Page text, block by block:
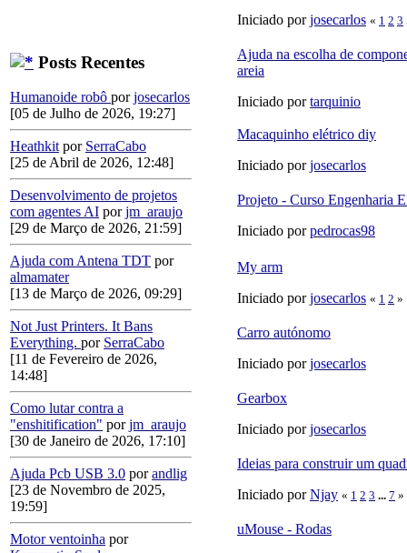
Posts Recentes
Humanoide robô porjosecarlos
[05 de Julho de 2026, 19:27]
Heathkit por SerraCabo
[25 de Abril de 2026, 12:48]
Desenvolvimento de projetos
com agentes AI porjm_araujo
[29 de Março de 2026, 21:59]
Ajuda com Antena TDT por
almamater
[13 de Março de 2026, 09:29]
Not Just Printers. It Bans
Everything. por SerraCabo
[11 de Fevereiro de 2026,
14:48]
Como lutar contra a
"enshitification" porjm_araujo
[30 de Janeiro de 2026, 17:10]
Ajuda Pcb USB 3.0 porandlig
[23 de Novembro de 2025,
19:59]
Motor ventoinha por
Iniciado porjosecarlos « 1 2 3
Ajuda na escolha de
areia
Iniciado portarquinio
Macaquinho elétrico diy
Iniciado porjosecarlos
Projeto - Curso Engenharia
Iniciado porpedrocas98
My arm
Iniciado porjosecarlos « 1 2 »
Carro autónomo
Iniciado porjosecarlos
Gearbox
Iniciado porjosecarlos
Ideias para construir um
Iniciado porNjay « 1 2 3 ... 7 »
uMouse - Rodas